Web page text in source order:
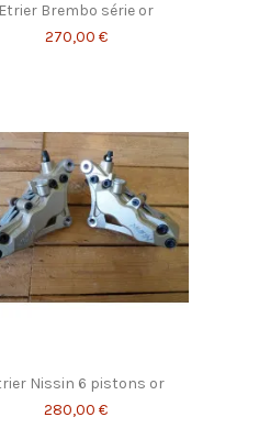
Etrier Brembo série or
270,00 €
Nissin 6 pistons or
280,00 €